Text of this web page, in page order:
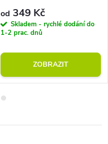
od 349 Kč
Skladem - rychlé dodání do
1-2 prac. dnů
ZOBRAZIT